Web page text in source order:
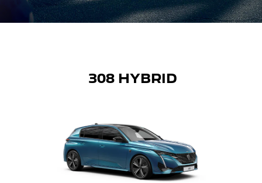
308 HYBRID